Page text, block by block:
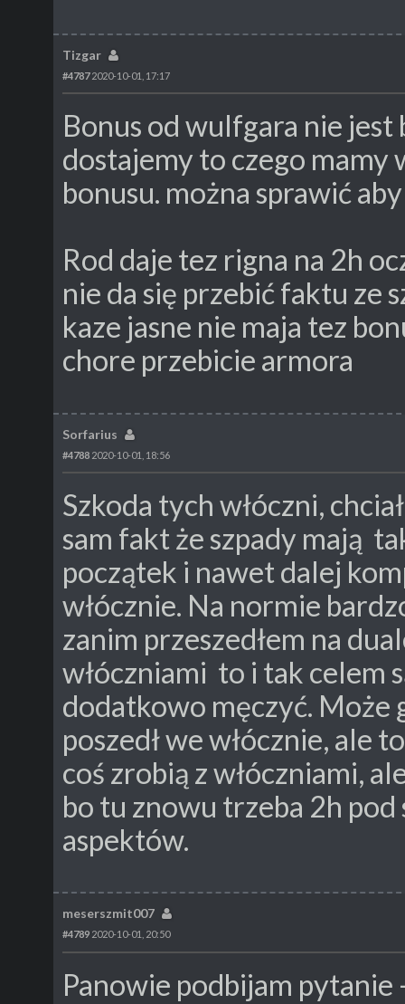
Tizgar
#47872020-10-01, 17:17
Bonus od wulfgara nie
dostajemy to czego
bonusu. można sprawić
Rod daje tez rigna na 2h
nie da się przebić faktu ze
kaze jasne nie maja tez
chore przebicie armora
Sorfarius
#4788 2020-10-01, 18:56
Szkoda tych włóczni,
sam fakt że szpady mają
początek i nawet dalej
włócznie. Na normie
zanim przeszedłem na
włóczniami to i tak celem
dodatkowo męczyć. Może
poszedł we włócznie, ale
coś zrobią z włóczniami,
bo tu znowu trzeba 2h
aspektów.
meserszmit007
#4789 2020-10-01, 20:50
Panowie podbijam pytanie